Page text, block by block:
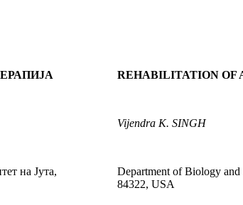
на Јута,
REHABILITATION OF
Vijendra K. SINGH
Department of Biology and
84322, USA